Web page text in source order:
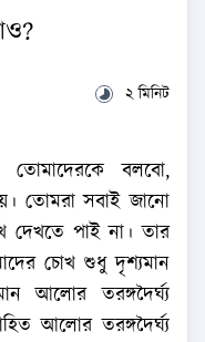
২ মিনিট
বলবো,
তোমরা সবাই জানো
পাই না। তার
চোখ শুধু দৃশ্যমান
আলোর তরঙ্গদৈর্ঘ্য
আলোর তরঙ্গদৈর্ঘ্য